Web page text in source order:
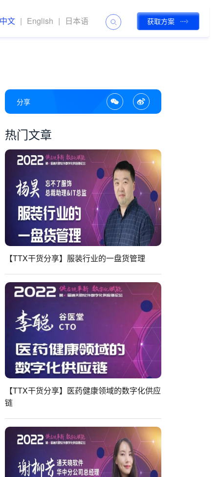
中文 | English | 日本语 获取方案
分享
热门文章
【TTX干货分享】服装行业的一盘货管理
【TTX干货分享】医药健康领域的数字化供应
链